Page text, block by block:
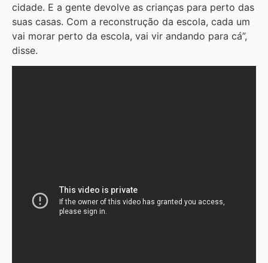
cidade. E a gente devolve as crianças para perto das
suas casas. Com a reconstrução da escola, cada um
vai morar perto da escola, vai vir andando para cá”,
disse.